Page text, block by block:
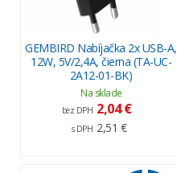
GEMBIRD Nabíjačka 2x USB-A,
12W, 5V/2,4A, čierna (TA-UC-
2A12-01-BK)
Na sklade
bez DPH 2,04 €
s DPH 2,51 €